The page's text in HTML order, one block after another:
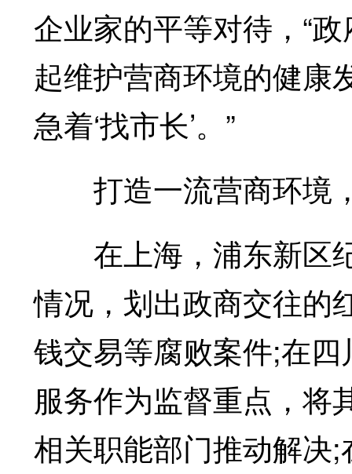
企业家的平等对待，“
起维护营商环境的健康
急着‘找市长’。”
打造一流营商环境，
在上海，浦东新区
情况，划出政商交往的
钱交易等腐败案件;在
服务作为监督重点，将
相关职能部门推动解决